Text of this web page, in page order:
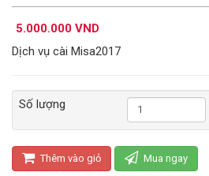
QUẢN LÝ
5.000.000 VND
Dịch vụ cài Misa2017
Số lượng
Thêm vào giỏ Mua ngay